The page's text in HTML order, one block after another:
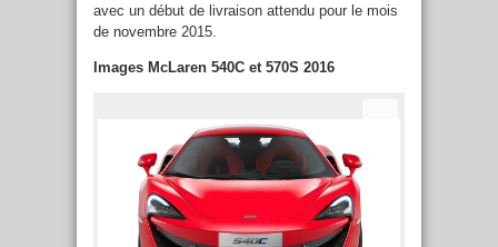
avec un début de livraison attendu pour le mois
de novembre 2015.
Images McLaren 540C et 570S 2016